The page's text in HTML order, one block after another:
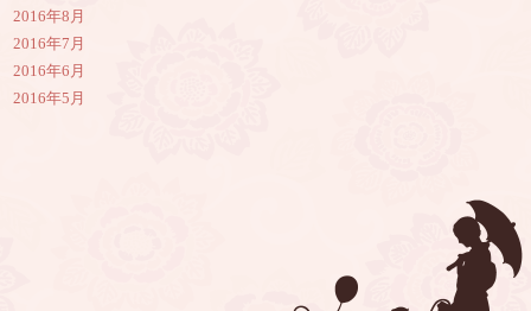
2016年8月
2016年7月
2016年6月
2016年5月